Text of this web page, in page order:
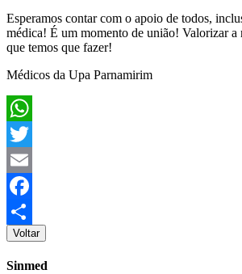
Esperamos contar com o apoio de todos,
médica! É um momento de união! Valorizar
que temos que fazer!
Médicos da Upa Parnamirim
WhatsApp
Twitter
Email
Facebook
Share
Voltar
Sinmed